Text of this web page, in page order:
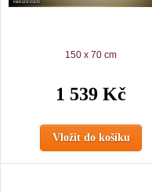
150 x 70 cm
1 539 Kč
Vložit do košíku